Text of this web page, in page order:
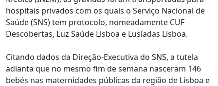
hospitais privados com os quais o Serviço Nacional de
Saúde (SNS) tem protocolo, nomeadamente CUF
Descobertas, Luz Saúde Lisboa e Lusíadas Lisboa.
Citando dados da Direção-Executiva do SNS, a tutela
adianta que no mesmo fim de semana nasceram 146
bebés nas maternidades públicas da região de Lisboa e